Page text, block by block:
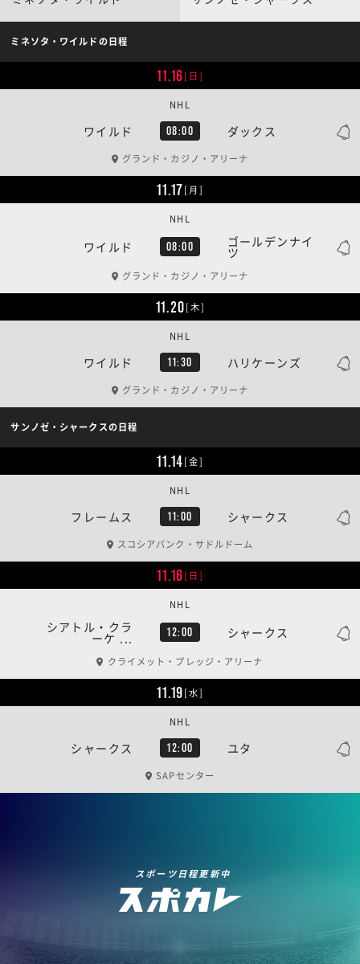
ミネソタ・ワイルドの日程
11.16[日]
ワイルド 08:00 ダックス
NHL
グランド・カジノ・アリーナ
11.17[月]
ワイルド 08:00 ゴールデンナイ
ツ
NHL
グランド・カジノ・アリーナ
11.20[木]
ワイルド 11:30 ハリケーンズ
NHL
グランド・カジノ・アリーナ
サンノゼ・シャークスの日程
11.14[金]
フレームス 11:00 シャークス
NHL
スコシアバンク・サドルドーム
11.16[日]
シアトル・クラ
ーケ ... 12:00 シャークス
NHL
クライメット・プレッジ・アリーナ
11.19[水]
シャークス 12:00 ユタ
NHL
SAPセンター
スポーツ日程更新中